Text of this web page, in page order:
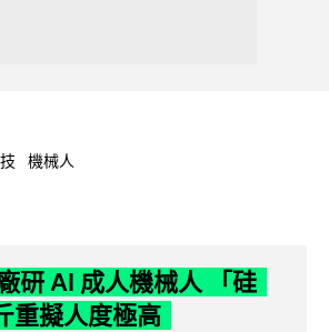
機械人
研 AI 成人機械人 「硅
重擬人度極高